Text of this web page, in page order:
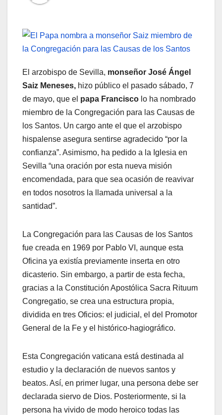
El arzobispo de Sevilla, monseñor José Ángel
Saiz Meneses, hizo público el pasado sábado, 7
de mayo, que el papa Francisco lo ha nombrado
miembro de la Congregación para las Causas de
los Santos. Un cargo ante el que el arzobispo
hispalense asegura sentirse agradecido “por la
confianza”. Asimismo, ha pedido a la Iglesia en
Sevilla “una oración por esta nueva misión
encomendada, para que sea ocasión de reavivar
en todos nosotros la llamada universal a la
santidad”.
La Congregación para las Causas de los Santos
fue creada en 1969 por Pablo VI, aunque esta
Oficina ya existía previamente inserta en otro
dicasterio. Sin embargo, a partir de esta fecha,
gracias a la Constitución Apostólica Sacra Rituum
Congregatio, se crea una estructura propia,
dividida en tres Oficios: el judicial, el del Promotor
General de la Fe y el histórico-hagiográfico.
Esta Congregación vaticana está destinada al
estudio y la declaración de nuevos santos y
beatos. Así, en primer lugar, una persona debe ser
declarada siervo de Dios. Posteriormente, si la
persona ha vivido de modo heroico todas las